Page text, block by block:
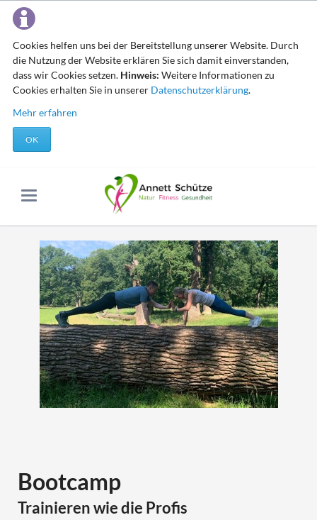
Cookies helfen uns bei der Bereitstellung unserer Website. Durch
die Nutzung der Website erklären Sie sich damit einverstanden,
dass wir Cookies setzen. Hinweis: Weitere Informationen zu
Cookies erhalten Sie in unserer Datenschutzerklärung.
Mehr erfahren
OK
Bootcamp
Trainieren wie die Profis